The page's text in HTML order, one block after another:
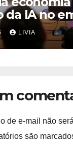
da IA no
LIVIA
de e-mail não
são